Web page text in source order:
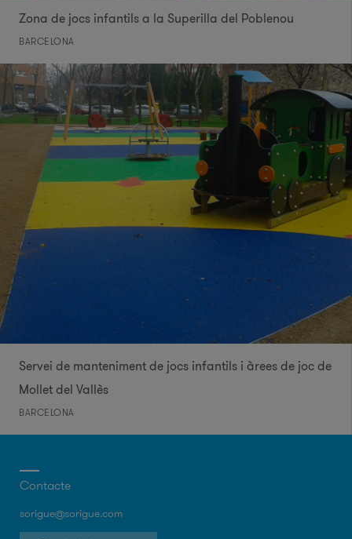
Zona de jocs infantils a la Superilla del Poblenou
BARCELONA
Servei de manteniment de jocs infantils i àrees de joc de
Mollet del Vallès
BARCELONA
Contacte
sorigue@sorigue.com